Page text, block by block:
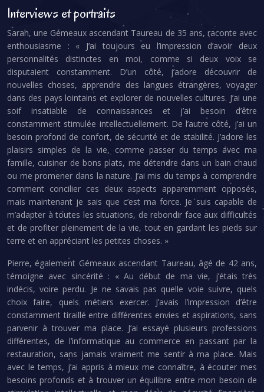
Interviews et portraits
Sarah, une Gémeaux ascendant Taureau de 35 ans, raconte avec
enthousiasme : « J’ai toujours eu l’impression d’avoir deux
personnalités distinctes en moi, comme si deux voix se
disputaient constamment. D’un côté, j’adore découvrir de
nouvelles choses, apprendre des langues étrangères, voyager
dans des pays lointains et explorer de nouvelles cultures. J’ai une
soif insatiable de connaissances et j’ai besoin d’être
constamment stimulée intellectuellement. De l’autre côté, j’ai un
besoin profond de confort, de sécurité et de stabilité. J’adore les
plaisirs simples de la vie, comme passer du temps avec ma
famille, cuisiner de bons plats, me détendre dans un bain chaud
ou me promener dans la nature. J’ai mis du temps à comprendre
comment concilier ces deux aspects apparemment opposés,
mais maintenant je sais que c’est ma force. Je suis capable de
m’adapter à toutes les situations, de rebondir face aux difficultés
et de profiter pleinement de la vie, tout en gardant les pieds sur
terre et en appréciant les petites choses. »
Pierre, également Gémeaux ascendant Taureau, âgé de 42 ans,
témoigne avec sincérité : « Au début de ma vie, j’étais très
indécis, voire perdu. Je ne savais pas quelle voie suivre, quels
choix faire, quels métiers exercer. J’avais l’impression d’être
constamment tiraillé entre différentes envies et aspirations, sans
parvenir à trouver ma place. J’ai essayé plusieurs professions
différentes, de l’informatique au commerce en passant par la
restauration, sans jamais vraiment me sentir à ma place. Mais
avec le temps, j’ai appris à mieux me connaître, à écouter mes
besoins profonds et à trouver un équilibre entre mon besoin de